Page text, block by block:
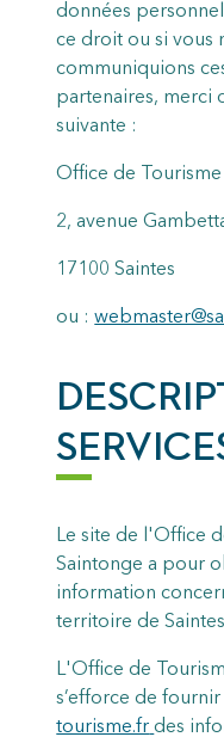
données
ce droit ou si vous
communiquions
partenaires, merci
suivante :
Office de
2, avenue
17100 Saintes
ou :
Le site de l'Office
Saintonge a pour
information
territoire de
L'Office de
s’efforce de
tourisme.fr des